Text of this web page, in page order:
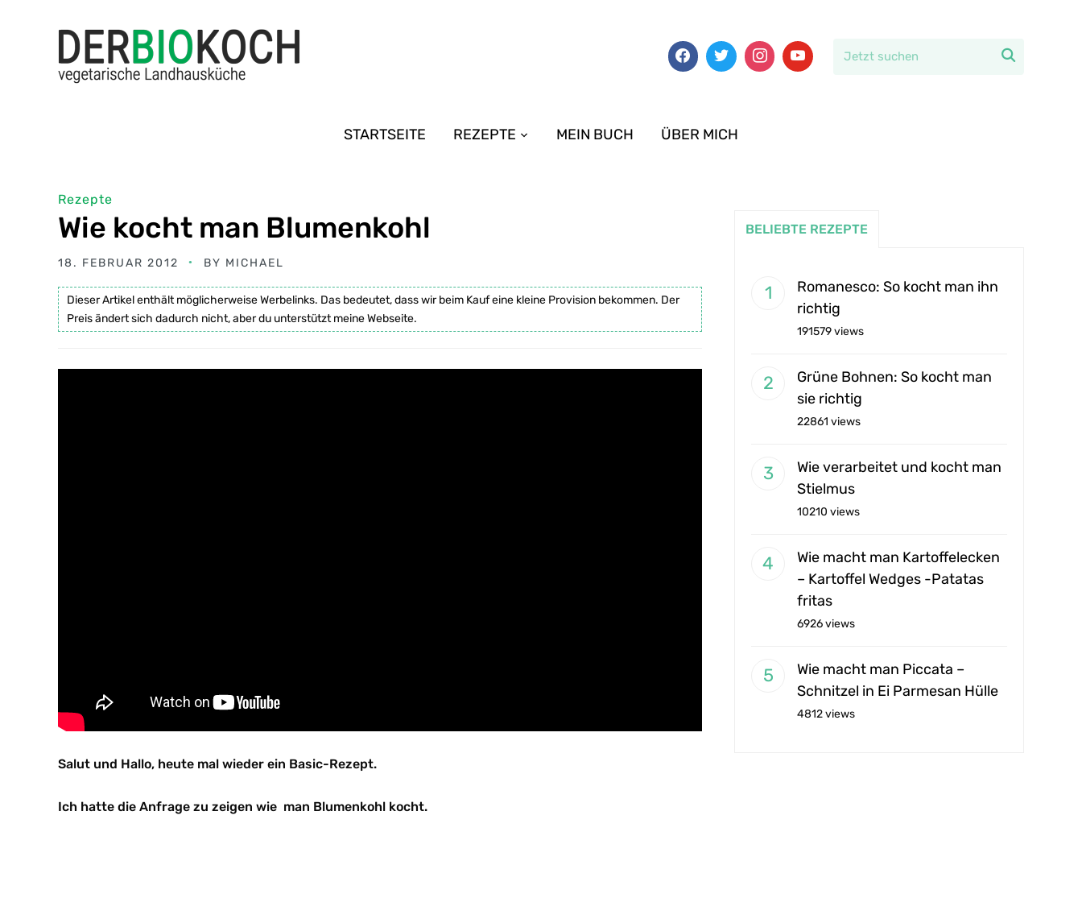

STARTSEITE REZEPTE MEIN BUCH ÜBER MICH
Rezepte
Wie kocht man Blumenkohl
18. FEBRUAR 2012 BY MICHAEL
Dieser Artikel enthält möglicherweise Werbelinks. Das bedeutet, dass wir beim Kauf eine kleine Provision bekommen. Der
Preis ändert sich dadurch nicht, aber du unterstützt meine Webseite.
Salut und Hallo, heute mal wieder ein Basic-Rezept.
Ich hatte die Anfrage zu zeigen wie man Blumenkohl kocht.
BELIEBTE REZEPTE
Romanesco: So kocht man ihn
richtig
191579 views
Grüne Bohnen: So kocht man
sie richtig
22861 views
Wie verarbeitet und kocht man
Stielmus
10210 views
Wie macht man Kartoffelecken
– Kartoffel Wedges -Patatas
fritas
6926 views
Wie macht man Piccata –
Schnitzel in Ei Parmesan Hülle
4812 views